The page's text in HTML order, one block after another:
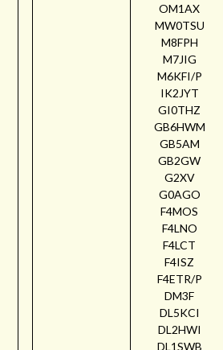
OM1AX
MW0TSU
M8FPH
M7JIG
M6KFI/P
IK2JYT
GI0THZ
GB6HWM
GB5AM
GB2GW
G2XV
G0AGO
F4MOS
F4LNO
F4LCT
F4ISZ
F4ETR/P
DM3F
DL5KCI
DL2HWI
DL1SWB